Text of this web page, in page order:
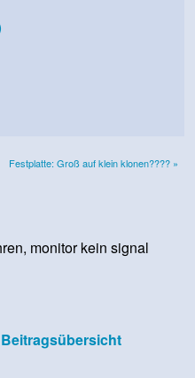
Festplatte: Groß auf klein klonen???? »
monitor kein signal
Beitragsübersicht